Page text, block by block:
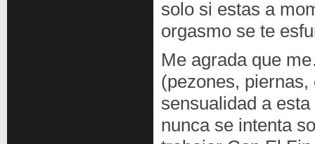
solo si estas a
orgasmo se te
Me agrada que
(pezones,
sensualidad a
nunca se intenta